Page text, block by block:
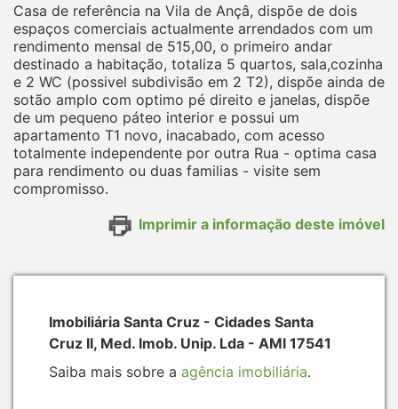
Casa de referência na Vila de Ançâ, dispõe de dois
espaços comerciais actualmente arrendados com um
rendimento mensal de 515,00, o primeiro andar
destinado a habitação, totaliza 5 quartos, sala,cozinha
e 2 WC (possivel subdivisão em 2 T2), dispõe ainda de
sotão amplo com optimo pé direito e janelas, dispõe
de um pequeno páteo interior e possui um
apartamento T1 novo, inacabado, com acesso
totalmente independente por outra Rua - optima casa
para rendimento ou duas familias - visite sem
compromisso.
Imprimir a informação deste imóvel
Imobiliária Santa Cruz - Cidades Santa
Cruz II, Med. Imob. Unip. Lda - AMI 17541
Saiba mais sobre a agência imobiliária.